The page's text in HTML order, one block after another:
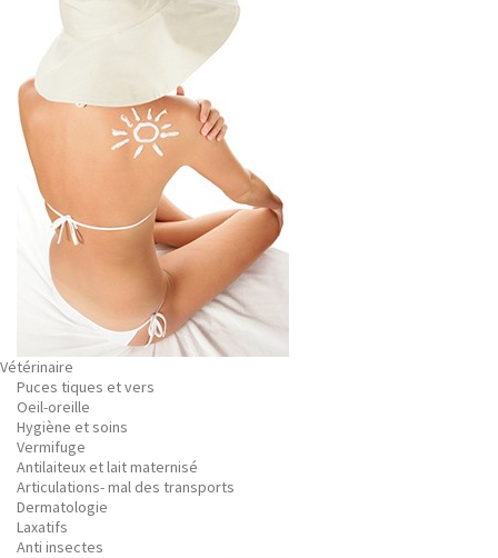
Vétérinaire
Puces tiques et vers
Oeil-oreille
Hygiène et soins
Vermifuge
Antilaiteux et lait maternisé
Articulations- mal des transports
Dermatologie
Laxatifs
Anti insectes